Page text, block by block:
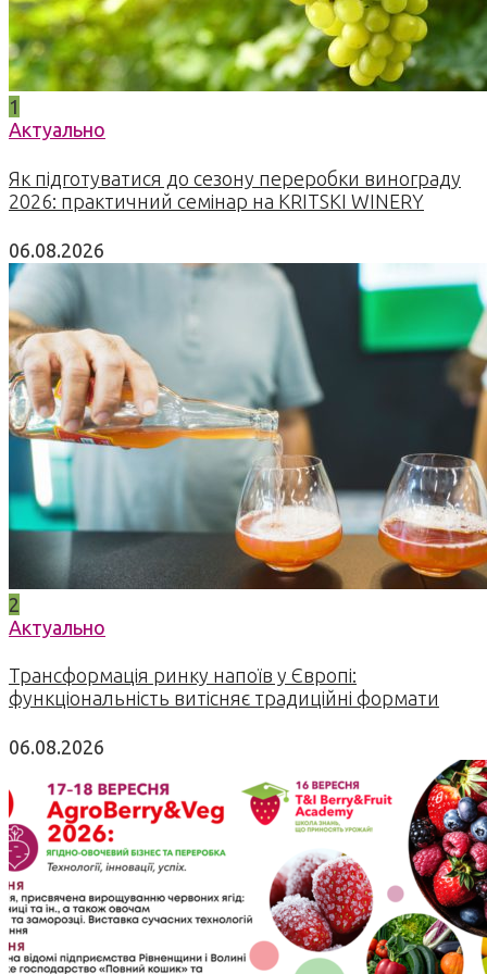
1
Актуально
Як підготуватися до сезону переробки винограду
2026: практичний семінар на KRITSKI WINERY
06.08.2026
2
Актуально
Трансформація ринку напоїв у Європі:
функціональність витісняє традиційні формати
06.08.2026